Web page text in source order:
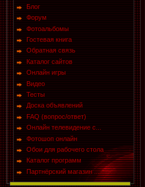
Блог
Форум
Фотоальбомы
Гостевая книга
Обратная связь
Каталог сайтов
Онлайн игры
Видео
Тесты
Доска объявлений
FAQ (вопрос/ответ)
Онлайн телевидение с...
Фотошоп онлайн
Обои для рабочего стола
Каталог программ
Партнёрский магазин ...